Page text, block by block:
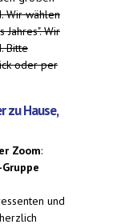
Wir wählen
Jahres". Wir
Bitte
oder per
zu Hause,
Zoom:
und